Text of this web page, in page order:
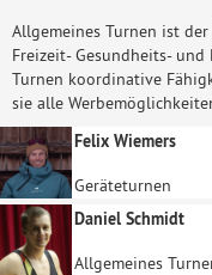
Allgemeines Turnen ist
Freizeit- Gesundheits-
Turnen koordinative
sie alle
Felix Wiemers
Geräteturnen
Daniel Schmidt